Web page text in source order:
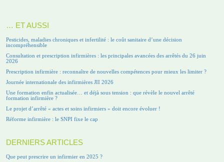
… ET AUSSI
Pesticides, maladies chroniques et infertilité : le coût sanitaire d’une décision
incompréhensible
Consultation et prescription infirmières : les principales avancées des arrêtés du 26 juin
2026
Prescription infirmière : reconnaître de nouvelles compétences pour mieux les limiter ?
Journée internationale des infirmières JII 2026
Une formation enfin actualisée… et déjà sous tension : que révèle le nouvel arrêté
formation infirmière ?
Le projet d’arrêté « actes et soins infirmiers » doit encore évoluer !
Réforme infirmière : le SNPI fixe le cap
DERNIERS ARTICLES
Que peut prescrire un infirmier en 2025 ?